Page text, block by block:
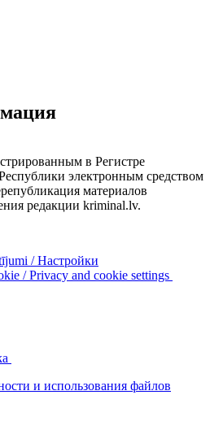
в Регистре
электронным средством
материалов
редакции kriminal.lv.
/ Настройки
/ Privacy and cookie settings
и использования файлов